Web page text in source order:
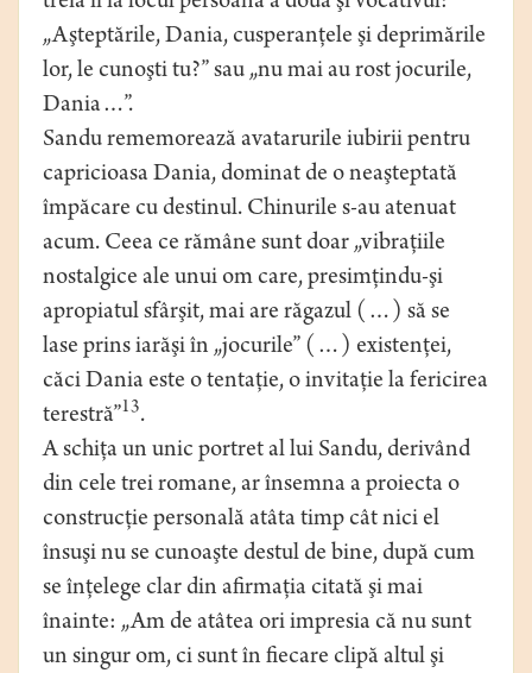
„Aşteptările, Dania, cusperanţele şi deprimările
lor, le cunoşti tu?” sau „nu mai au rost jocurile,
Dania…”.
Sandu rememorează avatarurile iubirii pentru
capricioasa Dania, dominat de o neaşteptată
împăcare cu destinul. Chinurile s-au atenuat
acum. Ceea ce rămâne sunt doar „vibraţiile
nostalgice ale unui om care, presimţindu-şi
apropiatul sfârşit, mai are răgazul (…) să se
lase prins iarăşi în „jocurile” (…) existenţei,
căci Dania este o tentaţie, o invitaţie la fericirea
terestră”13.
A schiţa un unic portret al lui Sandu, derivând
din cele trei romane, ar însemna a proiecta o
construcţie personală atâta timp cât nici el
însuşi nu se cunoaşte destul de bine, după cum
se înţelege clar din afirmaţia citată şi mai
înainte: „Am de atâtea ori impresia că nu sunt
un singur om, ci sunt în fiecare clipă altul şi